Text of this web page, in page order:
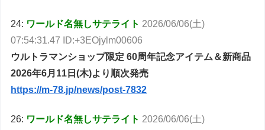
24: ワールド名無しサテライト 2026/06/06(土)
07:54:31.47 ID:+3EOjylm00606
ウルトラマンショップ限定 60周年記念アイテム＆新商品
2026年6月11日(木)より順次発売
https://m-78.jp/news/post-7832
26: ワールド名無しサテライト 2026/06/06(土)